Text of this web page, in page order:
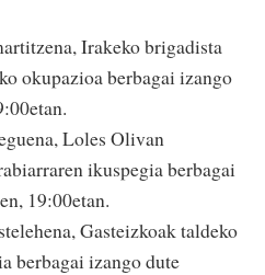
Irakeko brigadista
okupazioa berbagai izango
Loles Olivan
ikuspegia berbagai
19:00etan.
Gasteizkoak taldeko
berbagai izango dute